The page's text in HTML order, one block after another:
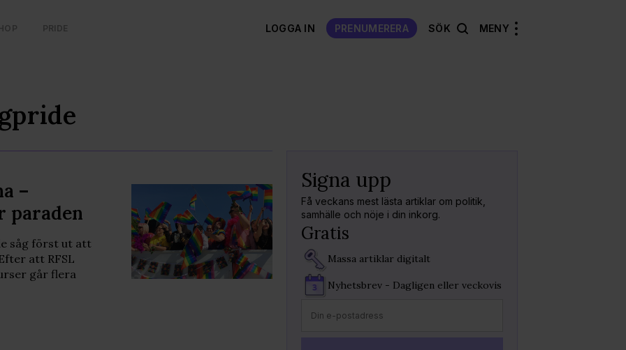
PRIDE LOGGA IN PRENUMERERA SÖK MENY
–
paraden
såg först ut att
att RFSL
går flera
Signa upp
Få veckans mest lästa artiklar om politik,
samhälle och nöje i din inkorg.
Gratis
Massa artiklar digitalt
Nyhetsbrev - Dagligen eller veckovis